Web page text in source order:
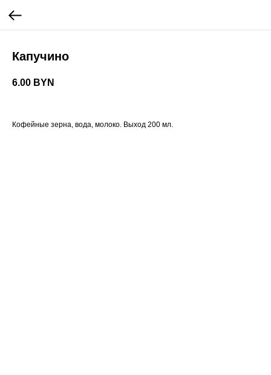
Капучино
6.00 BYN
Кофейные зерна, вода, молоко. Выход 200 мл.